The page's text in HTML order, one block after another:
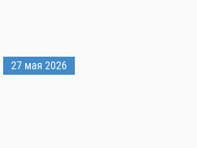
27 мая 2026